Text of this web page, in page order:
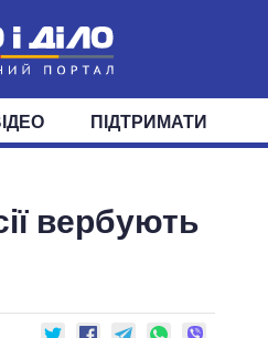
СУСПІЛЬСТВО СВІТ
ФРАКЦІЇ ОКРУГИ
ПІДТРИМАТИ
вербують